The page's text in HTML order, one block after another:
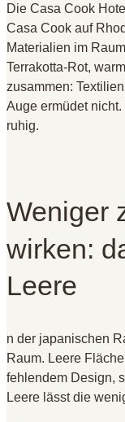
Die Casa Cook
Casa Cook auf
Materialien im
Terrakotta-Rot,
zusammen:
Auge ermüdet
ruhig.
Weniger
wirken:
Leere
n der japanischen
Raum. Leere
fehlendem Design,
Leere lässt die